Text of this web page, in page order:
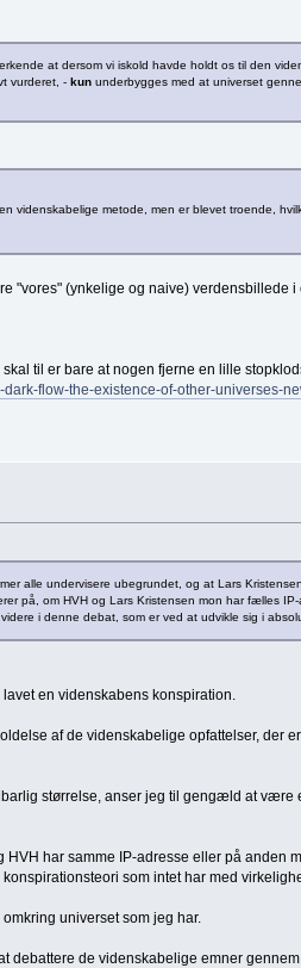
at dersom vi iskold havde holdt os til den
vurderet, -kun underbygges med at universet
videnskabelige metode, men er blevet troende,
"vores" (ynkelige og naive) verdensbillede i
til er bare at nogen fjerne en lille
flow-the-existence-of-other-universes-
alle undervisere ubegrundet, og at Lars
på, om HVH og Lars Kristensen mon har fælles
i denne debat, som er ved at udvikle sig i
en videnskabens konspiration.
af de videnskabelige opfattelser, der
størrelse, anser jeg til gengæld at være
HVH har samme IP-adresse eller på anden
som intet har med
universet som jeg har.
debattere de videnskabelige emner